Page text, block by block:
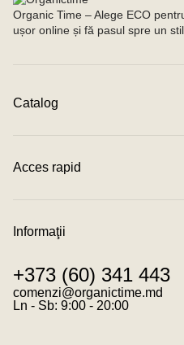
Organic Time – Alege ECO
ușor online și fă pasul spre un
Catalog
Îngrijire mamă și bebe
Lumânări Naturale
Acces rapid
Condiții de livrare
Program de loialitate
Informaţii
Despre cookies
Termeni și condiții
Politica de confidențialitate
+373 (60) 341 443
comenzi@organictime.md
Ln - Sb: 9:00 - 20:00